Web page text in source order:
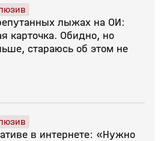
лыжах на ОИ:
карточка. Обидно, но
стараюсь об этом не
в интернете: «Нужно